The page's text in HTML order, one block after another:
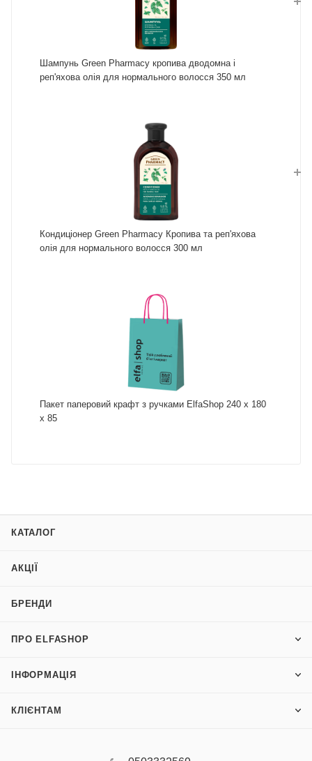
Шампунь Green Pharmacy кропива дводомна і
реп'яхова олія для нормального волосся 350 мл
Кондиціонер Green Pharmacy Кропива та реп'яхова
олія для нормального волосся 300 мл
Пакет паперовий крафт з ручками ElfaShop 240 х 180
х 85
КАТАЛОГ
АКЦІЇ
БРЕНДИ
ПРО ELFASHOP
ІНФОРМАЦІЯ
КЛІЄНТАМ